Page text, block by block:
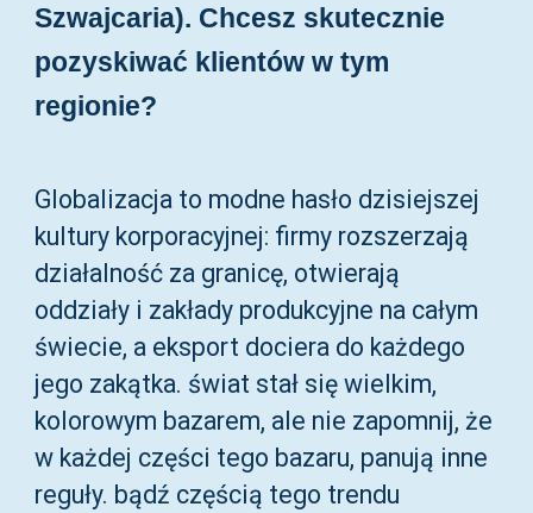
Szwajcaria). Chcesz skutecznie
pozyskiwać klientów w tym
regionie?
Globalizacja to modne hasło dzisiejszej
kultury korporacyjnej: firmy rozszerzają
działalność za granicę, otwierają
oddziały i zakłady produkcyjne na całym
świecie, a eksport dociera do każdego
jego zakątka. świat stał się wielkim,
kolorowym bazarem, ale nie zapomnij, że
w każdej części tego bazaru, panują inne
reguły. bądź częścią tego trendu